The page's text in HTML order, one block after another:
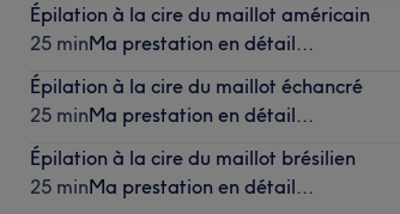
Épilation à la cire du maillot américain
25 minMa prestation en détail...
Épilation à la cire du maillot échancré
25 minMa prestation en détail...
Épilation à la cire du maillot brésilien
25 minMa prestation en détail...